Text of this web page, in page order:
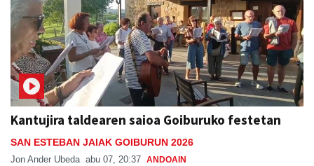
Kantujira taldearen saioa Goiburuko festetan
SAN ESTEBAN JAIAK GOIBURUN 2026
Jon Ander Ubeda abu 07, 20:37 ANDOAIN